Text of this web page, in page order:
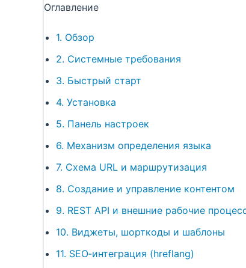
Оглавление
1. Обзор
2. Системные требования
3. Быстрый старт
4. Установка
5. Панель настроек
6. Механизм определения языка
7. Схема URL и маршрутизация
8. Создание и управление контентом
9. REST API и внешние рабочие
10. Виджеты, шорткоды и шаблоны
11. SEO‑интеграция (hreflang)